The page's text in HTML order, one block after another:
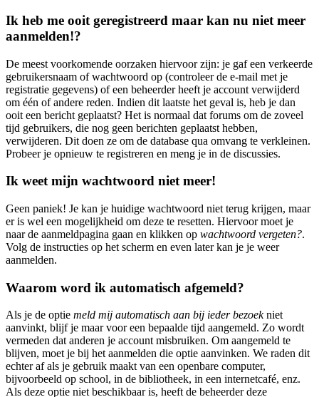
Ik heb me ooit geregistreerd maar kan nu niet meer
aanmelden!?
De meest voorkomende oorzaken hiervoor zijn: je gaf een verkeerde
gebruikersnaam of wachtwoord op (controleer de e-mail met je
registratie gegevens) of een beheerder heeft je account verwijderd
om één of andere reden. Indien dit laatste het geval is, heb je dan
ooit een bericht geplaatst? Het is normaal dat forums om de zoveel
tijd gebruikers, die nog geen berichten geplaatst hebben,
verwijderen. Dit doen ze om de database qua omvang te verkleinen.
Probeer je opnieuw te registreren en meng je in de discussies.
Ik weet mijn wachtwoord niet meer!
Geen paniek! Je kan je huidige wachtwoord niet terug krijgen, maar
er is wel een mogelijkheid om deze te resetten. Hiervoor moet je
naar de aanmeldpagina gaan en klikken op wachtwoord vergeten?.
Volg de instructies op het scherm en even later kan je je weer
aanmelden.
Waarom word ik automatisch afgemeld?
Als je de optie meld mij automatisch aan bij ieder bezoekniet
aanvinkt, blijf je maar voor een bepaalde tijd aangemeld. Zo wordt
vermeden dat anderen je account misbruiken. Om aangemeld te
blijven, moet je bij het aanmelden die optie aanvinken. We raden dit
echter af als je gebruik maakt van een openbare computer,
bijvoorbeeld op school, in de bibliotheek, in een internetcafé, enz.
Als deze optie niet beschikbaar is, heeft de beheerder deze